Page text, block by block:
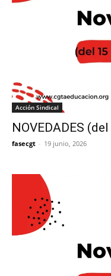
Acción Sindical
NOVEDADES
fasecgt - 19 junio, 2026